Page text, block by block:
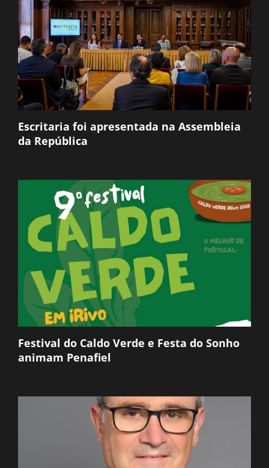
Escritaria foi apresentada na Assembleia
da República
Festival do Caldo Verde e Festa do Sonho
animam Penafiel